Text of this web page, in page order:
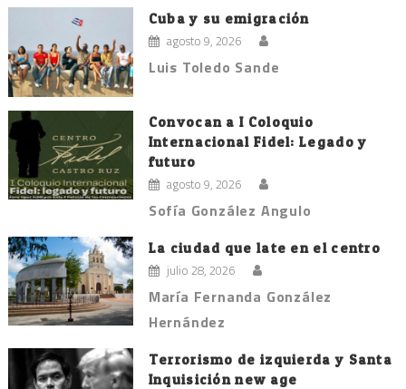
Cuba y su emigración
agosto 9, 2026
Luis Toledo Sande
Convocan a I Coloquio
Internacional Fidel: Legado y
futuro
agosto 9, 2026
Sofía González Angulo
La ciudad que late en el centro
julio 28, 2026
María Fernanda González
Hernández
Terrorismo de izquierda y Santa
Inquisición new age